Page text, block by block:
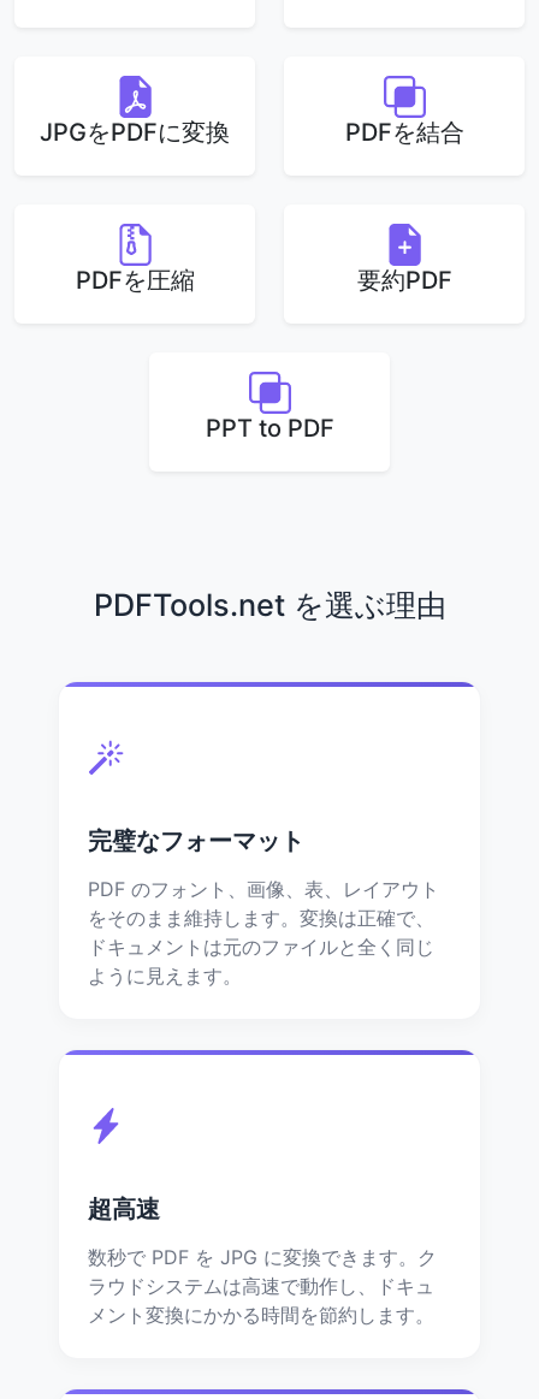
JPGをPDFに変換 PDFを結合
PDFを圧縮 要約PDF
PPT to PDF
PDFTools.net を選ぶ理由
完璧なフォーマット
PDF のフォント、画像、表、レイアウト
をそのまま維持します。変換は正確で、
ドキュメントは元のファイルと全く同じ
ように見えます。
超高速
数秒で PDF を JPG に変換できます。ク
ラウドシステムは高速で動作し、ドキュ
メント変換にかかる時間を節約します。